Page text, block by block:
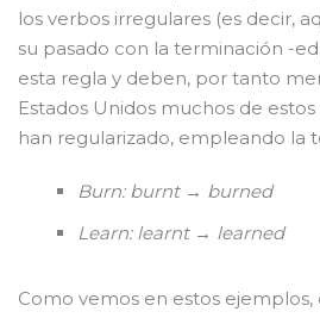
los verbos irregulares (es decir,
su pasado con la terminación -
esta regla y deben, por tanto
Estados Unidos muchos de
han regularizado, empleando la
Burn: burnt → burned
Learn: learnt → learned
Como vemos en estos ejemplos,